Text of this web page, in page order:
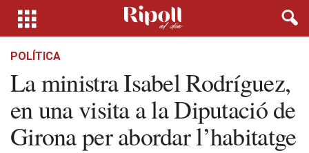
POLÍTICA
La ministra Isabel Rodríguez,
en una visita a la Diputació de
Girona per abordar l’habitatge